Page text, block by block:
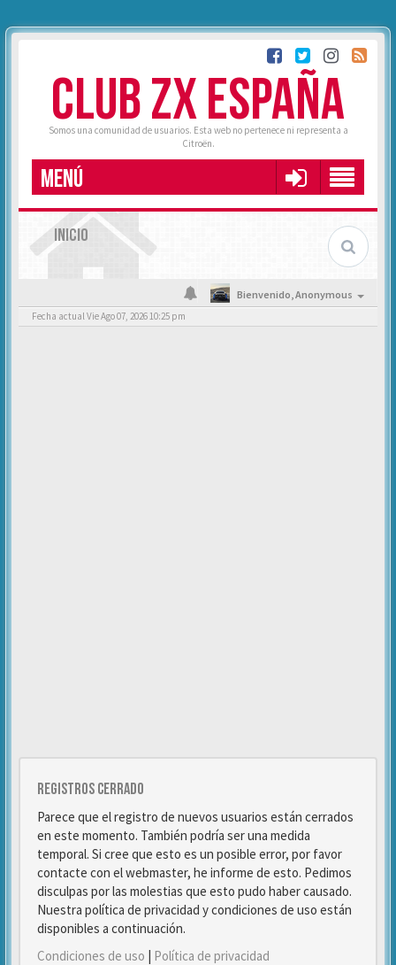
CLUB ZX ESPAÑA
Somos una comunidad de usuarios. Esta web no pertenece ni representa a
Citroën.
MENÚ
INICIO
Bienvenido,Anonymous
Fecha actual Vie Ago 07, 2026 10:25 pm
Registros cerrado
Parece que el registro de nuevos usuarios están cerrados
en este momento. También podría ser una medida
temporal. Si cree que esto es un posible error, por favor
contacte con el webmaster, he informe de esto. Pedimos
disculpas por las molestias que esto pudo haber causado.
Nuestra política de privacidad y condiciones de uso están
disponibles a continuación.
Condiciones de uso | Política de privacidad